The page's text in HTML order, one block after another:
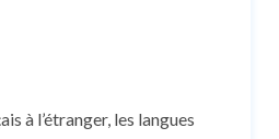
à l’étranger, les langues